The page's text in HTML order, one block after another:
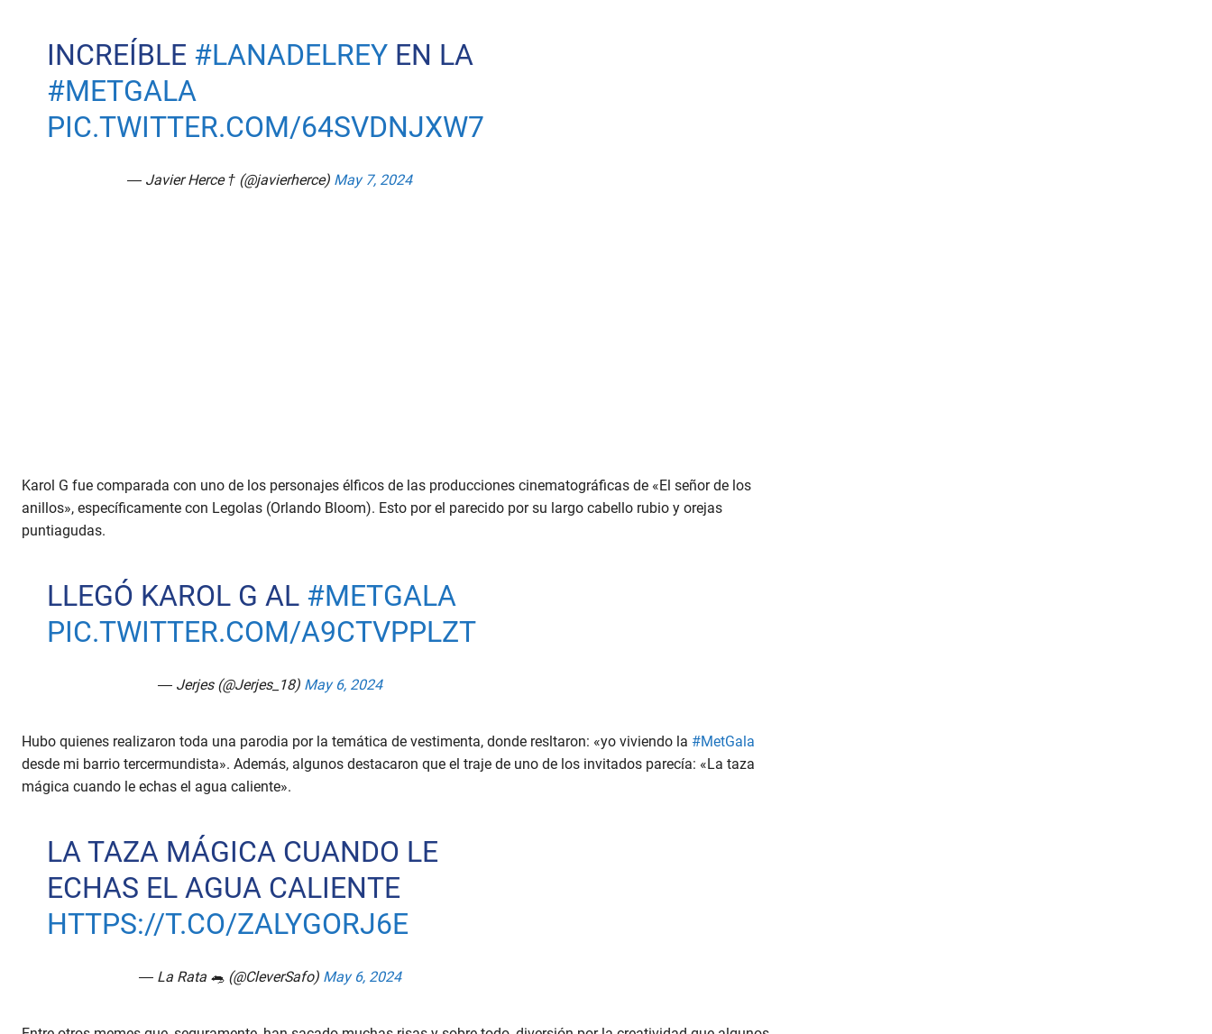
INCREÍBLE #LANADELREYEN LA
#METGALA
PIC.TWITTER.COM/64SVDNJXW7
— Javier Herce † (@javierherce) May 7, 2024
Karol G fue comparada con uno de los personajes élficos de las producciones cinematográficas de «El señor de los
anillos», específicamente con Legolas (Orlando Bloom). Esto por el parecido por su largo cabello rubio y orejas
puntiagudas.
LLEGÓ KAROL G AL #METGALA
PIC.TWITTER.COM/A9CTVPPLZT
— Jerjes (@Jerjes_18) May 6, 2024
Hubo quienes realizaron toda una parodia por la temática de vestimenta, donde resltaron: «yo viviendo la #MetGala
desde mi barrio tercermundista». Además, algunos destacaron que el traje de uno de los invitados parecía: «La taza
mágica cuando le echas el agua caliente».
LA TAZA MÁGICA CUANDO LE
ECHAS EL AGUA CALIENTE
HTTPS://T.CO/ZALYGORJ6E
— La Rata 🐀 (@CleverSafo) May 6, 2024